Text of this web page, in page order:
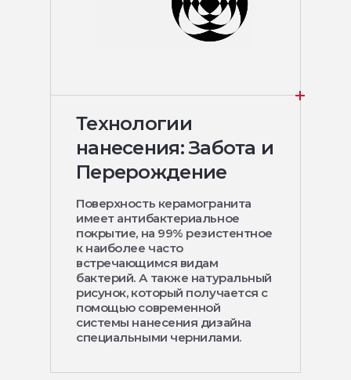
Технологии
нанесения: Забота и
Перерождение
Поверхность керамогранита
имеет антибактериальное
покрытие, на 99% резистентное
к наиболее часто
встречающимся видам
бактерий. А также натуральный
рисунок, который получается с
помощью современной
системы нанесения дизайна
специальными чернилами.